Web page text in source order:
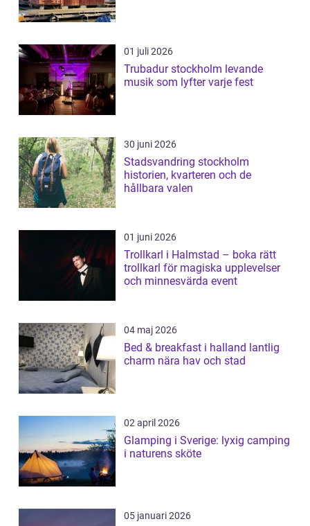
01 juli 2026
Trubadur stockholm levande
musik som lyfter varje fest
30 juni 2026
Stadsvandring stockholm
historien, kvarteren och de
hållbara valen
01 juni 2026
Trollkarl i Halmstad – boka rätt
trollkarl för magiska upplevelser
och minnesvärda event
04 maj 2026
Bed & breakfast i halland lantlig
charm nära hav och stad
02 april 2026
Glamping i Sverige: lyxig camping
i naturens sköte
05 januari 2026